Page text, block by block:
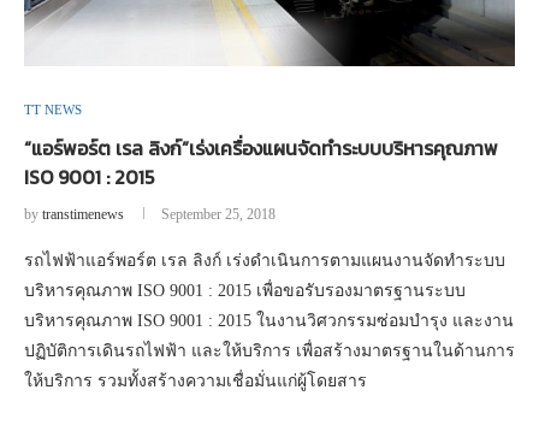
TT NEWS
“แอร์พอร์ต เรล ลิงก์”เร่งเครื่องแผนจัดทำระบบบริหารคุณภาพ
ISO 9001 : 2015
by transtimenews September 25, 2018
รถไฟฟ้าแอร์พอร์ต เรล ลิงก์ เร่งดำเนินการตามแผนงานจัดทำระบบ
บริหารคุณภาพ ISO 9001 : 2015 เพื่อขอรับรองมาตรฐานระบบ
บริหารคุณภาพ ISO 9001 : 2015 ในงานวิศวกรรมซ่อมบำรุง และงาน
ปฏิบัติการเดินรถไฟฟ้า และให้บริการ เพื่อสร้างมาตรฐานในด้านการ
ให้บริการ รวมทั้งสร้างความเชื่อมั่นแก่ผู้โดยสาร